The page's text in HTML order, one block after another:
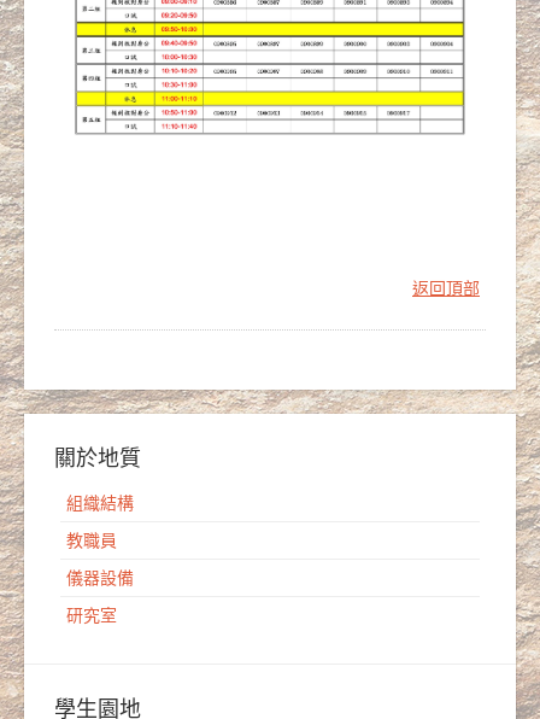
返回頂部
關於地質
組織結構
教職員
儀器設備
研究室
學生園地